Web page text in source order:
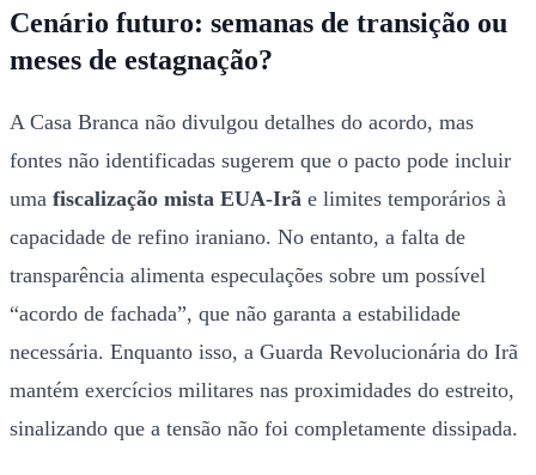
Cenário futuro: semanas de transição ou
meses de estagnação?
A Casa Branca não divulgou detalhes do acordo, mas
fontes não identificadas sugerem que o pacto pode incluir
uma fiscalização mista EUA-Irã e limites temporários à
capacidade de refino iraniano. No entanto, a falta de
transparência alimenta especulações sobre um possível
“acordo de fachada”, que não garanta a estabilidade
necessária. Enquanto isso, a Guarda Revolucionária do Irã
mantém exercícios militares nas proximidades do estreito,
sinalizando que a tensão não foi completamente dissipada.